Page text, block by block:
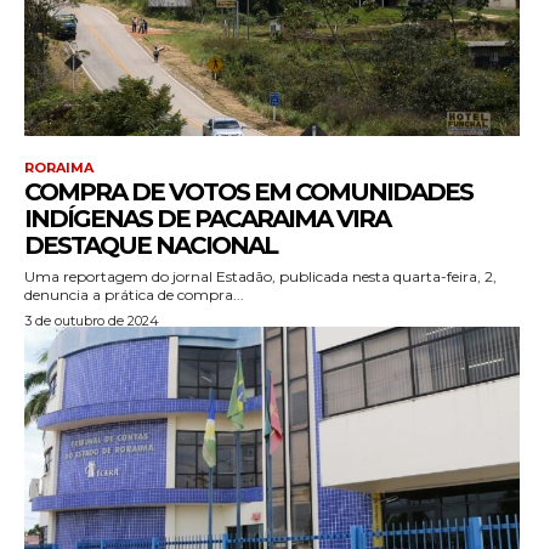
RORAIMA
COMPRA DE VOTOS EM COMUNIDADES
INDÍGENAS DE PACARAIMA VIRA
DESTAQUE NACIONAL
Uma reportagem do jornal Estadão, publicada nesta quarta-feira, 2,
denuncia a prática de compra...
3 de outubro de 2024